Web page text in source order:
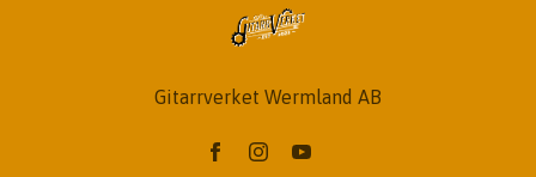
Gitarrverket Wermland AB